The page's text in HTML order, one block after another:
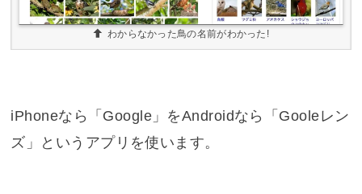
わからなかった鳥の名前がわかった!
iPhoneなら「Google」をAndroidなら「Gooleレン
ズ」というアプリを使います。